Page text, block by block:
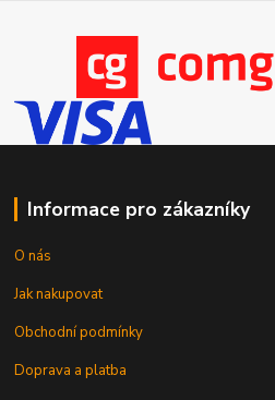
Informace pro zákazníky
O nás
Jak nakupovat
Obchodní podmínky
Doprava a platba